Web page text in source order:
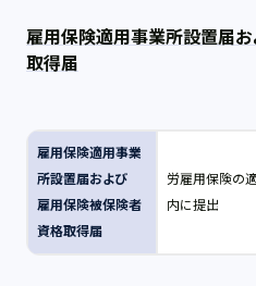
雇用保険適用事業所設置届
取得届
雇用保険適用事業
所設置届および
雇用保険被保険者
資格取得届
労雇用保険の
内に提出